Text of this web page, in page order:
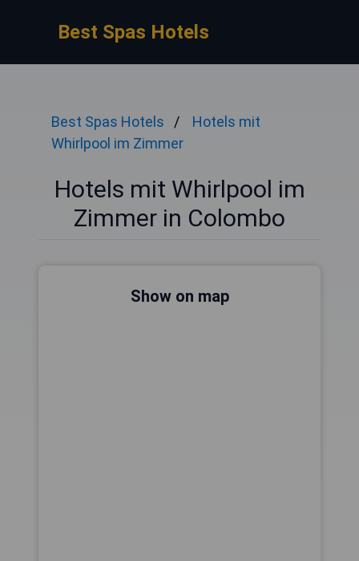
Best Spas Hotels
Best Spas Hotels
Hotels mit
Whirlpool im Zimmer
Hotels mit Whirlpool im
Zimmer in Colombo
Show on map